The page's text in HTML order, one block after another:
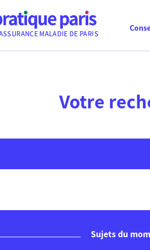
MALADIE DE PARIS
Votre
Sujets du